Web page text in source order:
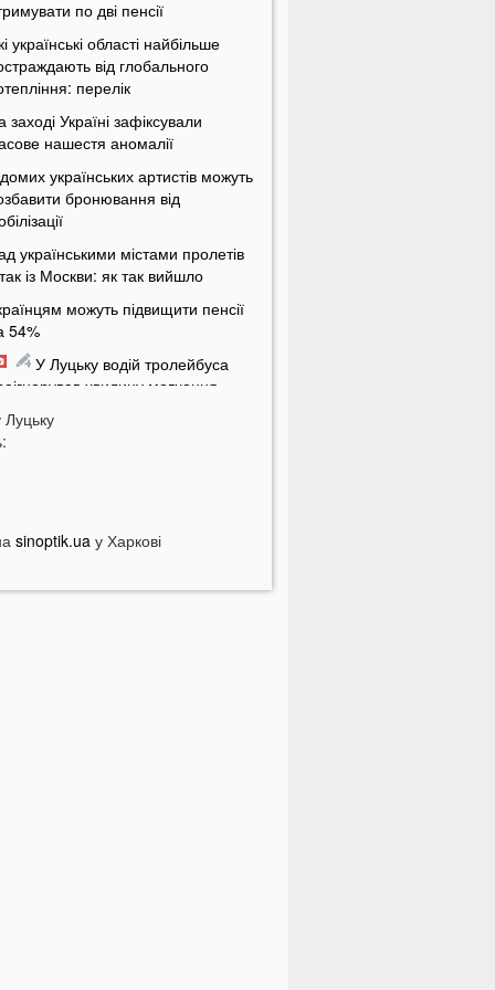
по дві пенсії
українські області найбільше
від глобального
перелік
заході Україні зафіксували
нашестя аномалії
українських артистів можуть
бронювання від
українськими містами пролетів
із Москви: як так вийшло
можуть підвищити пенсії
54%
У Луцьку водій тролейбуса
хвилину мовчання
Волині від удару блискавки
дві споруди
загрожує дефіцит води: які
під загрозою
кинув гранату в кабінет
Луцьку
sinoptik.uaу Харкові